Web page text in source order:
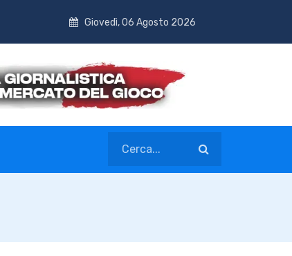
Giovedì, 06 Agosto 2026